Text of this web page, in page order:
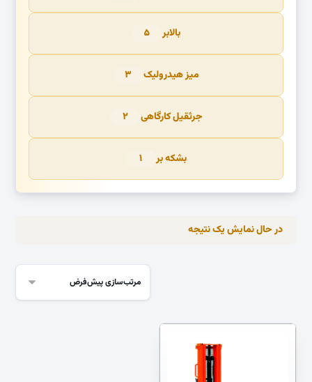
بالابر ۵
میز هیدرولیک ۳
جرثقیل کارگاهی ۲
بشکه بر ۱
در حال نمایش یک نتیجه